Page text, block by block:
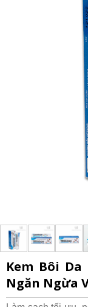
Kem Bôi Da
Ngăn Ngừa